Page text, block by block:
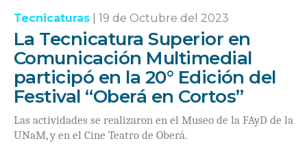
Tecnicaturas 19 de Octubre del 2023
La Tecnicatura Superior en
Comunicación Multimedial
participó en la 20° Edición del
Festival “Oberá en Cortos”
Las actividades se realizaron en el Museo de la FAyD de la
UNaM, y en el Cine Teatro de Oberá.